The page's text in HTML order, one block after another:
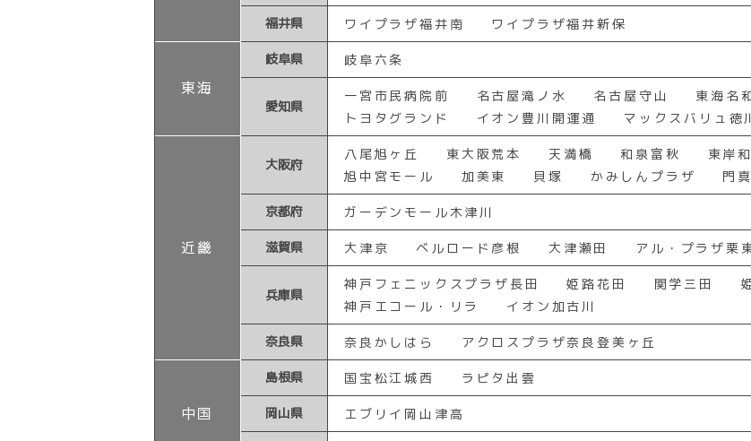
福井県 ワイプラザ福井南 ワイプラザ福井新保
東海
岐阜県 岐阜六条
愛知県
一宮市民病院前 名古屋滝ノ水 名古屋守山 東海名
トヨタグランド
イオン豊川開運通 マックスバリュ徳
近畿
大阪府
八尾旭ヶ丘 東大阪荒本 天満橋 和泉富秋 東岸
旭中宮モール
加美東 貝塚 かみしんプラザ 門
京都府 ガーデンモール木津川
滋賀県 大津京 ベルロード彦根 大津瀬田 アル・プラザ栗
兵庫県
神戸フェニックスプラザ長田 姫路花田 関学三田
神戸エコール・リラ
イオン加古川
奈良県 奈良かしはら アクロスプラザ奈良登美ヶ丘
中国
島根県 国宝松江城西 ラピタ出雲
岡山県 エブリイ岡山津高